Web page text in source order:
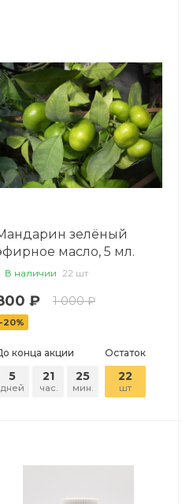
зелёный
масло, 5 мл.
В наличии 22 шт
₽ 1 000 ₽
-20%
конца акции
5
дней
21
час.
25
мин.
Остаток
22
шт